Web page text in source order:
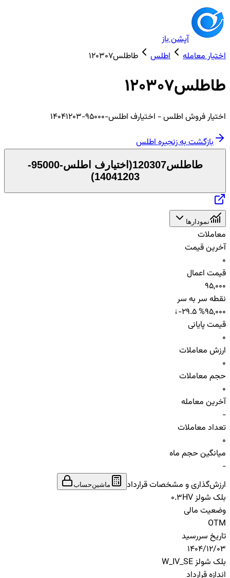
آپشن باز
اختیار معامله
اطلس طاطلس120307
طاطلس120307
اختیارفروش اطلس- اختیارف اطلس-95000-14041203
بازگشت به زنجیرهاطلس
طاطلس120307 (
اختیارف اطلس-95000-
14041203
)
نمودارها
معاملات
آخرین قیمت
0
قیمت اعمال
95,000
نقطه سر به سر
95,000
↓-29.5 %
قیمت پایانی
0
ارزش معاملات
0
حجم معاملات
0
آخرین معامله
-
تعداد معاملات
0
میانگین حجم ماه
-
ارزش‌گذاری و مشخصات قرارداد
ماشین‌حساب
بلک شولز HV
0.3
وضعیت مالی
OTM
تاریخ سررسید
1404/12/03
بلک شولز W_IV_SE
اندازه قرارداد